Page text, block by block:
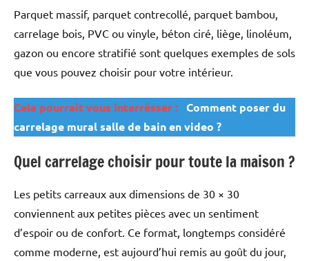
Parquet massif, parquet contrecollé, parquet bambou,
carrelage bois, PVC ou vinyle, béton ciré, liège, linoléum,
gazon ou encore stratifié sont quelques exemples de sols
que vous pouvez choisir pour votre intérieur.
Cela pourrait vous interrésser : Comment poser du
carrelage mural salle de bain en video ?
Quel carrelage choisir pour toute la maison ?
Les petits carreaux aux dimensions de 30 × 30
conviennent aux petites pièces avec un sentiment
d’espoir ou de confort. Ce format, longtemps considéré
comme moderne, est aujourd’hui remis au goût du jour,